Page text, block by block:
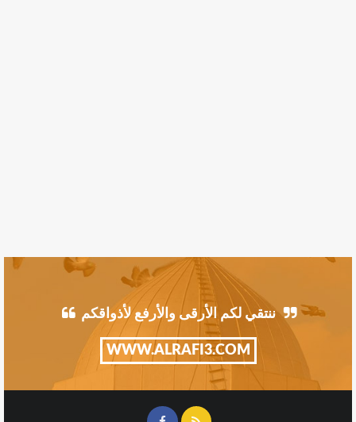
ننتقي لكم الأرقى والأرفع لأذواقكم
WWW.ALRAFI3.COM